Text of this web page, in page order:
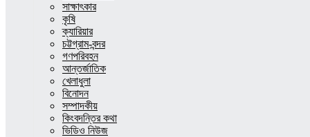
সাক্ষাৎকার
কৃষি
ক্যারিয়ার
চট্টগ্রাম-বন্দর
গণপরিবহন
আন্তর্জাতিক
খেলাধুলা
বিনোদন
সম্পাদকীয়
কিংবদন্তির কথা
ভিডিও নিউজ